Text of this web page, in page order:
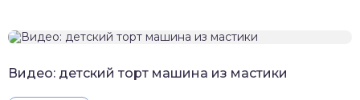
Видео: детский торт машина из мастики